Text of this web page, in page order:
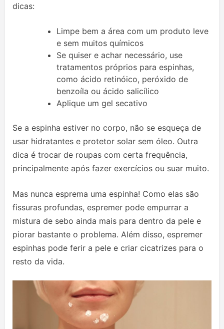
dicas:
Limpe bem a área com um produto leve
e sem muitos químicos
Se quiser e achar necessário, use
tratamentos próprios para espinhas,
como ácido retinóico, peróxido de
benzoíla ou ácido salicílico
Aplique um gel secativo
Se a espinha estiver no corpo, não se esqueça de
usar hidratantes e protetor solar sem óleo. Outra
dica é trocar de roupas com certa frequência,
principalmente após fazer exercícios ou suar muito.
Mas nunca esprema uma espinha! Como elas são
fissuras profundas, espremer pode empurrar a
mistura de sebo ainda mais para dentro da pele e
piorar bastante o problema. Além disso, espremer
espinhas pode ferir a pele e criar cicatrizes para o
resto da vida.